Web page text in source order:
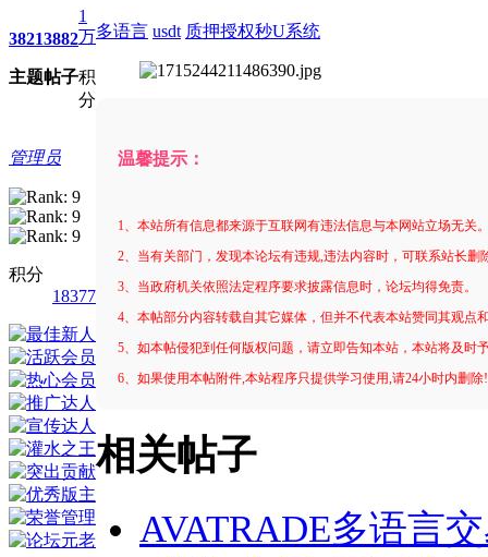
3821
主题
3882
帖子
1
万
积
分
管理员
积分
18377
多语言 usdt 质押授权秒U系统
温馨提示：
1、本站所有信息都来源于互联网有违法信息与本网站立场无关
2、当有关部门，发现本论坛有违规,违法内容时，可联系站长删
3、当政府机关依照法定程序要求披露信息时，论坛均得免责。
4、本帖部分内容转载自其它媒体，但并不代表本站赞同其观点
5、如本帖侵犯到任何版权问题，请立即告知本站，本站将及时
6、如果使用本帖附件,本站程序只提供学习使用,请24小时内删
相关帖子
AVATRADE多语言